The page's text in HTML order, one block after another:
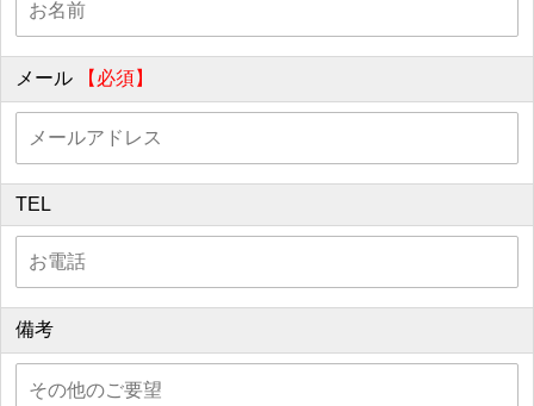
メール 【必須】
TEL
備考